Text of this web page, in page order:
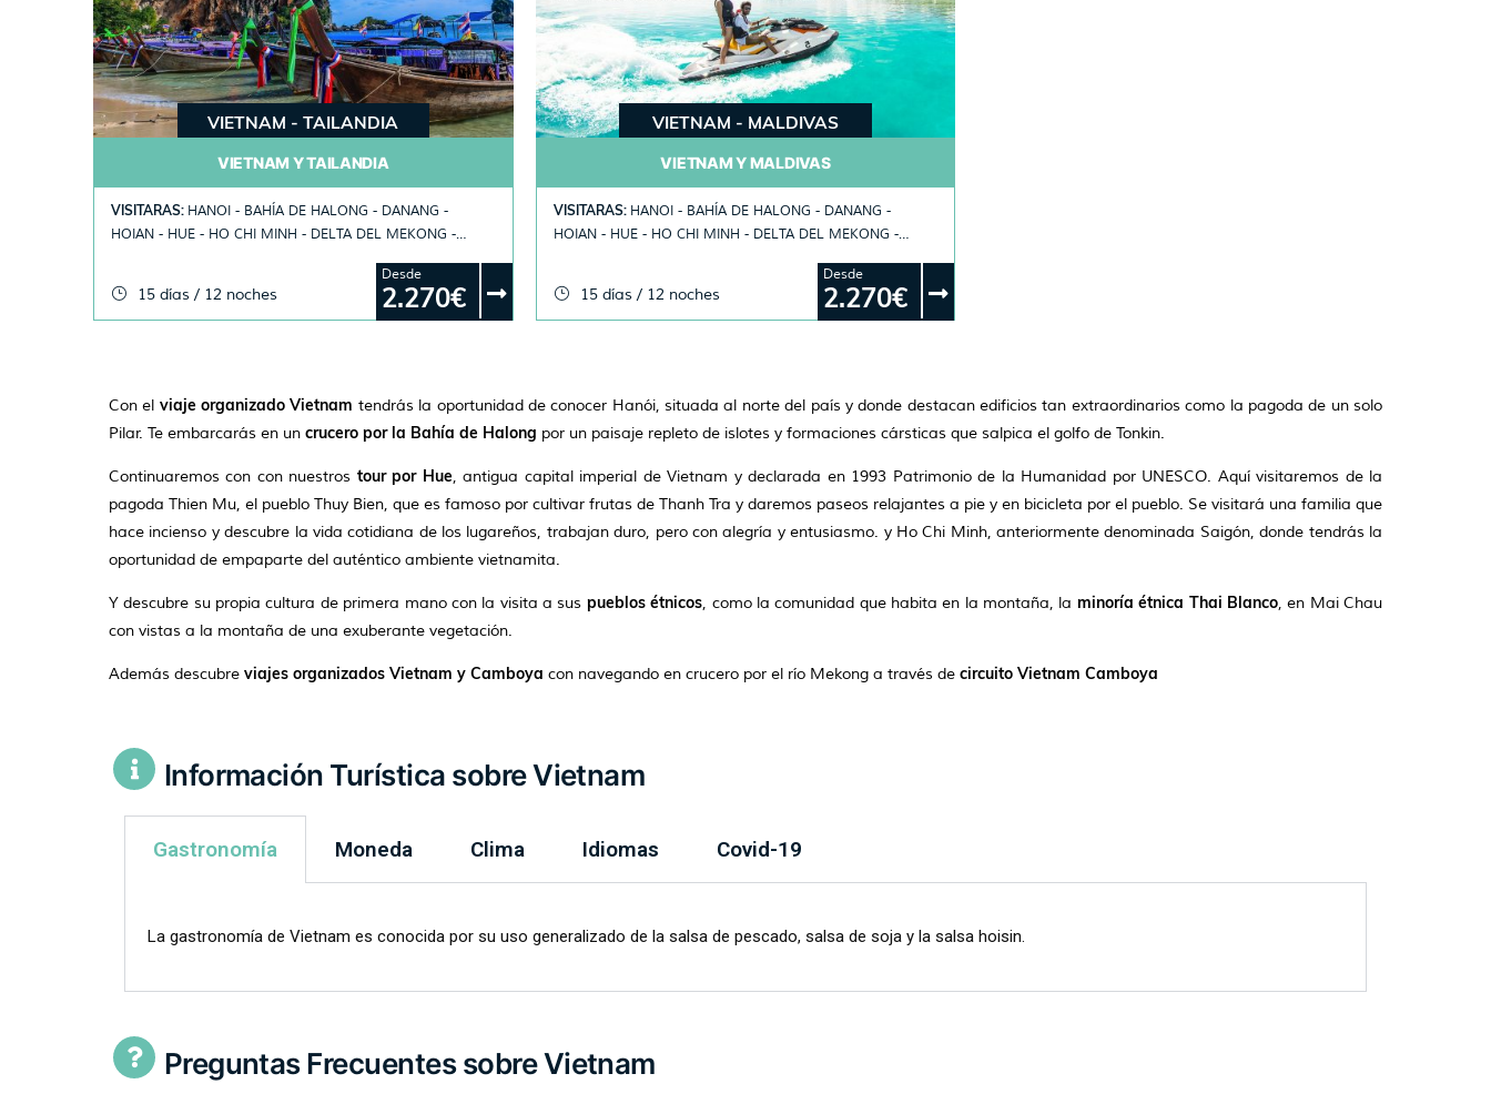
VIETNAM - TAILANDIA
VIETNAM Y TAILANDIA
VISITARAS: HANOI - BAHÍA DE HALONG - DANANG -
HOIAN - HUE - HO CHI MINH - DELTA DEL MEKONG -
15 días / 12 noches
Desde
2.270€
VIETNAM - MALDIVAS
VIETNAM Y MALDIVAS
VISITARAS: HANOI - BAHÍA DE HALONG - DANANG -
HOIAN - HUE - HO CHI MINH - DELTA DEL MEKONG -
15 días / 12 noches
Desde
2.270€
Con el viaje organizado Vietnam tendrás la oportunidad de conocer Hanói, situada al norte del país y donde destacan edificios tan extraordinarios como la pagoda de un solo
Pilar. Te embarcarás en un crucero por la Bahía de Halong por un paisaje repleto de islotes y formaciones cársticas que salpica el golfo de Tonkin.
Continuaremos con con nuestros tour por Hue, antigua capital imperial de Vietnam y declarada en 1993 Patrimonio de la Humanidad por UNESCO. Aquí visitaremos de la
pagoda Thien Mu, el pueblo Thuy Bien, que es famoso por cultivar frutas de Thanh Tra y daremos paseos relajantes a pie y en bicicleta por el pueblo. Se visitará una familia que
hace incienso y descubre la vida cotidiana de los lugareños, trabajan duro, pero con alegría y entusiasmo. y Ho Chi Minh, anteriormente denominada Saigón, donde tendrás la
oportunidad de empaparte del auténtico ambiente vietnamita.
Y descubre su propia cultura de primera mano con la visita a sus pueblos étnicos, como la comunidad que habita en la montaña, la minoría étnica Thai Blanco, en Mai Chau
con vistas a la montaña de una exuberante vegetación.
Además descubre viajes organizados Vietnam y Camboya con navegando en crucero por el río Mekong a través de circuito Vietnam Camboya
Información Turística sobre Vietnam
Gastronomía Moneda Clima Idiomas Covid-19
La gastronomía de Vietnam es conocida por su uso generalizado de la salsa de pescado, salsa de soja y la salsa hoisin.
Preguntas Frecuentes sobre Vietnam